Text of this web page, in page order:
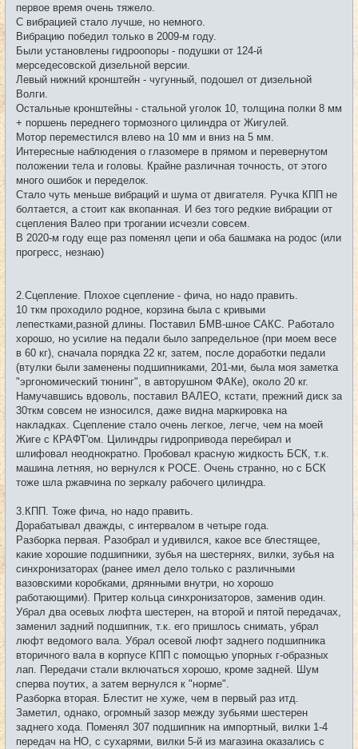
первое время очень тяжело.
С вибрацией стало лучше, но немного.
Вибрацию победил только в 2009-м году.
Были установлены гидроопоры - подушки от 124-й
мерседесовской дизельной версии.
Левый нижний кронштейн - чугунный, подошел от дизельной
Волги.
Остальные кронштейны - стальной уголок 10, толщина полки 8 мм
+ поршень переднего тормозного цилиндра от Жигулей.
Мотор переместился влево на 10 мм и вниз на 5 мм.
Интересные наблюдения о глазомере в прямом и перевернутом
положении тела и головы. Крайне различная точность, от этого
много ошибок и переделок.
Стало чуть меньше вибраций и шума от двигателя. Ручка КПП не
болтается, а стоит как вкопанная. И без того редкие вибрации от
сцепления Валео при трогании исчезли совсем.
В 2020-м году еще раз поменял цепи и оба башмака на родос (или
прогресс, незнаю)
2.Сцепление. Плохое сцепление - фича, но надо править.
10 ткм проходило родное, корзина была с кривыми
лепестками,разной длины. Поставил БМВ-шное САКС. Работало
хорошо, но усилие на педали было запредельное (при моем весе
в 60 кг), сначала порядка 22 кг, затем, после доработки педали
(втулки были заменены подшипниками, 201-ми, была моя заметка
"эргономический тюнинг", в авторушном ФАКе), около 20 кг.
Намучавшись вдоволь, поставил ВАЛЕО, кстати, прежний диск за
30ткм совсем не износился, даже видна маркировка на
накладках. Сцепление стало очень легкое, легче, чем на моей
Жиге с КРАФТ'ом. Цилиндры гидропривода перебирал и
шлифовал неоднократно. Пробовал красную жидкость БСК, т.к.
машина летняя, но вернулся к РОСЕ. Очень странно, но с БСК
тоже шла ржавчина по зеркалу рабочего цилиндра.
3.КПП. Тоже фича, но надо править.
Дорабатывал дважды, с интервалом в четыре года.
Разборка первая. Разобрал и удивился, какое все блестящее,
какие хорошие подшипники, зубья на шестернях, вилки, зубья на
синхронизаторах (ранее имел дело только с различными
вазовскими коробками, дрянными внутри, но хорошо
работающими). Притер кольца синхронизаторов, заменив один.
Убрал два осевых люфта шестерен, на второй и пятой передачах,
заменил задний подшипник, т.к. его пришлось снимать, убрал
люфт ведомого вала. Убрал осевой люфт заднего подшипника
вторичного вала в корпусе КПП с помощью упорных г-образных
лап. Передачи стали включаться хорошо, кроме задней. Шум
сперва поутих, а затем вернулся к "норме".
Разборка вторая. Блестит не хуже, чем в первый раз итд.
Заметил, однако, огромный зазор между зубьями шестерен
заднего хода. Поменял 307 подшипник на импортный, вилки 1-4
передач на НО, с сухарями, вилки 5-й из магазина оказались с